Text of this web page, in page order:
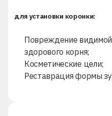
для установки коронки:
Повреждение видимой
здорового корня;
Косметические цели;
Реставрация формы